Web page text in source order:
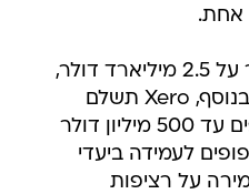
אחת.
היקף העסקה יעמוד כאמור על 2.5 מיליארד דולר,
בתמהיל של מזומן ומניות. בנוסף, Xero תשלם
לעובדי מליו תמריצים נוספים עד 500 מיליון דולר
לעמידה ביעדי
על רציפות